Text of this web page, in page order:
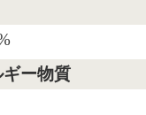
ギー物質